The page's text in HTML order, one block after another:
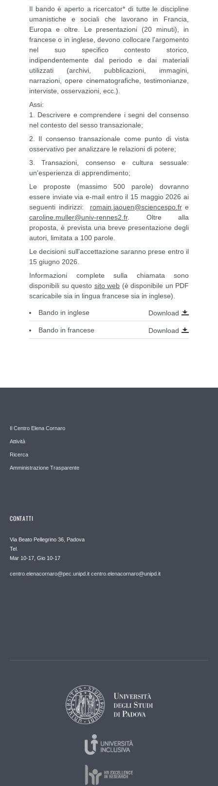
Il bando è aperto a ricercator* di tutte le discipline
umanistiche e sociali che lavorano in Francia,
Europa e oltre. Le presentazioni (20 minuti), in
francese o in inglese, devono collocare l'argomento
nel suo specifico contesto storico,
indipendentemente dal periodo e dai materiali
utilizzati (archivi, pubblicazioni, immagini,
narrazioni, opere cinematografiche, testimonianze,
interviste, osservazioni, ecc.).
Assi:
1. Descrivere e comprendere i segni del consenso
nel contesto del sesso transazionale;
2. Il consenso transazionale come punto di vista
osservativo per analizzare le relazioni di potere;
3. Transazioni, consenso e cultura sessuale:
un'esperienza di apprendimento;
Le proposte (massimo 500 parole) dovranno
essere inviate via e-mail entro il 15 maggio 2026 ai
seguenti indirizzi:
romain.jaouen@sciencespo.fre
caroline.muller@univ-rennes2.fr. Oltre alla
proposta, è prevista una breve presentazione degli
autori, limitata a 100 parole.
Le decisioni sull'accettazione saranno prese entro il
15 giugno 2026.
Informazioni complete sulla chiamata sono
disponibili su questo sito web (è disponibile un PDF
scaricabile sia in lingua francese sia in inglese).
Bando in inglese Download
Bando in francese Download
Il Centro Elena Cornaro
Attività
Ricerca
Amministrazione Trasparente
CONTATTI
Via Beato Pellegrino 36, Padova
Tel.
Mar 10-17, Gio 10-17
centro.elenacornaro@pec.unipd.it centro.elenacornaro@unipd.it